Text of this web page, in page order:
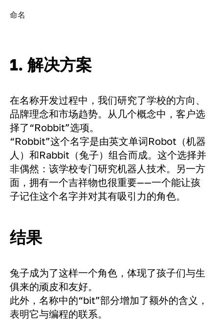
命名
1. 解决方案
在名称开发过程中，我们研究了学校的方向、
品牌理念和市场趋势。从几个概念中，客户选
择了“Robbit”选项。
“Robbit”这个名字是由英文单词Robot（机器
人）和Rabbit（兔子）组合而成。这个选择并
非偶然：该学校专门研究机器人技术。另一方
面，拥有一个吉祥物也很重要——一个能让孩
子记住这个名字并对其有吸引力的角色。
结果
兔子成为了这样一个角色，体现了孩子们与生
俱来的顽皮和友好。
此外，名称中的“bit”部分增加了额外的含义，
表明它与编程的联系。